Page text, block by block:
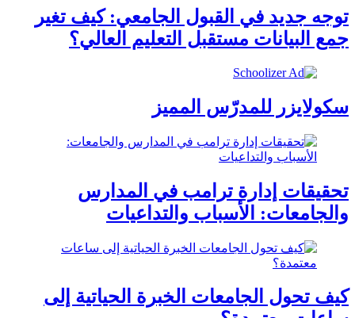
توجه جديد في القبول الجامعي: كيف تغير
جمع البيانات مستقبل التعليم العالي؟
سكولايزر للمدرّس المميز
تحقيقات إدارة ترامب في المدارس
والجامعات: الأسباب والتداعيات
كيف تحول الجامعات الخبرة الحياتية إلى